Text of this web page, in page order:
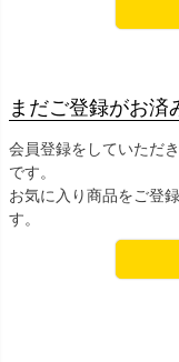
まだご登録がお済
会員登録をしていただ
です。
お気に入り商品をご登
す。